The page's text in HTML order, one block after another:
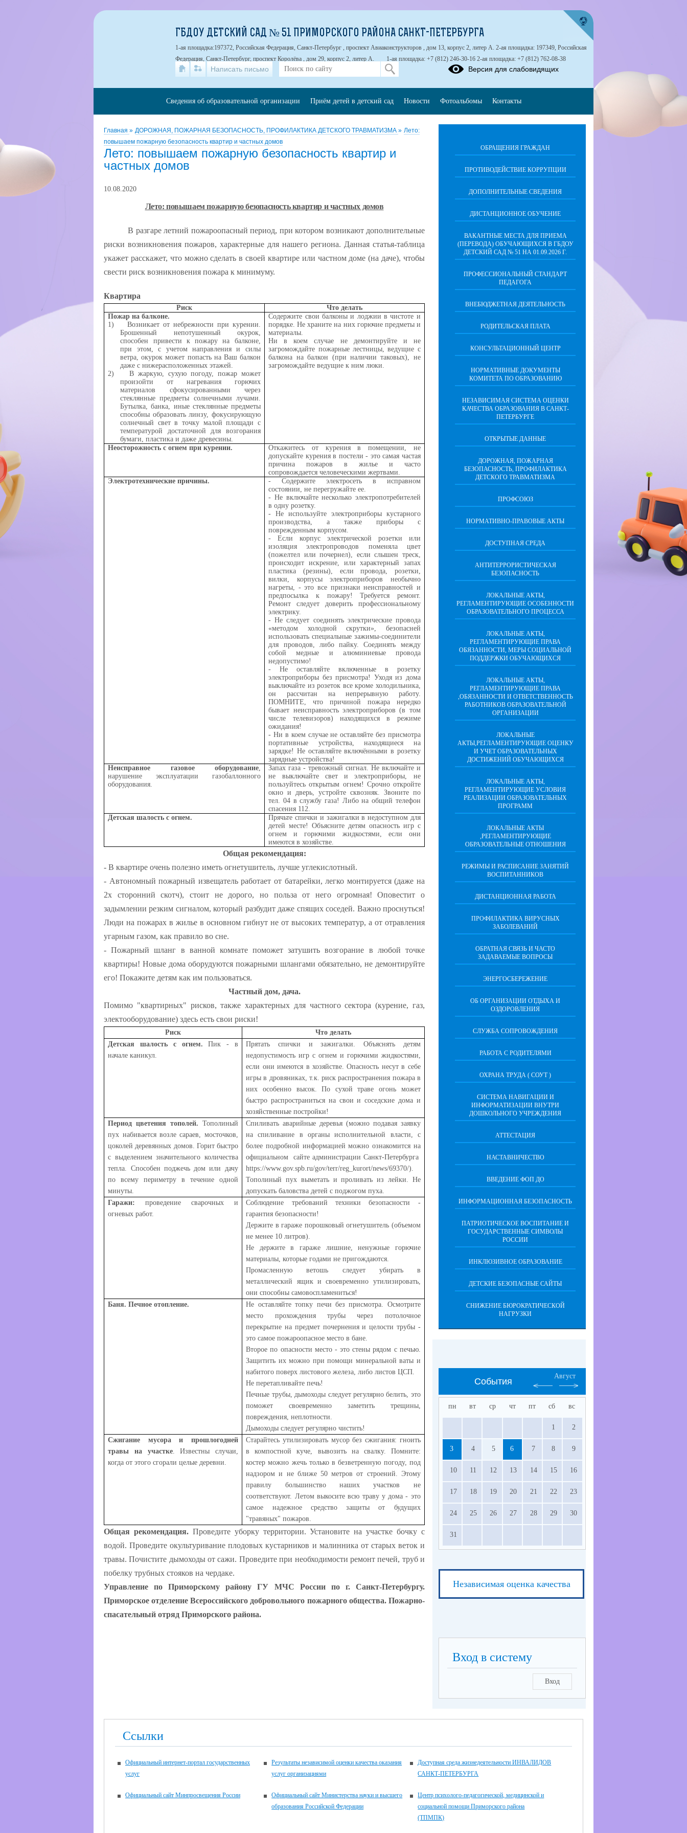
Главная » ДОРОЖНАЯ, ПОЖАРНАЯ БЕЗОПАСНОСТЬ, ПРОФИЛАКТИКА ДЕТСКОГО ТРАВМАТИЗМА » Лето:
повышаем пожарную безопасность квартир и частных домов
Лето: повышаем пожарную безопасность квартир и
частных домов
10.08.2020
Лето: повышаем пожарную безопасность квартир и частных домов
В разгаре летний пожароопасный период, при котором возникают дополнительные
риски возникновения пожаров, характерные для нашего региона. Данная статья-таблица
укажет расскажет, что можно сделать в своей квартире или частном доме (на даче), чтобы
свести риск возникновения пожара к минимуму.
Квартира
Риск
Что делать
Пожар на балконе.
1)
Возникает от небрежности при курении.
Брошенный непотушенный окурок,
способен привести к пожару на балконе,
при этом, с учетом направления и силы
ветра, окурок может попасть на Ваш балкон
даже с нижерасположенных этажей.
2)
В жаркую, сухую погоду, пожар может
произойти от нагревания горючих
материалов сфокусированными через
стеклянные предметы солнечными лучами.
Бутылка, банка, иные стеклянные предметы
способны образовать линзу, фокусирующую
солнечный свет в точку малой площади с
температурой достаточной для возгорания
бумаги, пластика и даже древесины.
Содержите свои балконы и лоджии в чистоте и
порядке. Не храните на них горючие предметы и
материалы.
Ни в коем случае не демонтируйте и не
загромождайте пожарные лестницы, ведущие с
балкона на балкон (при наличии таковых), не
загромождайте ведущие к ним люки.
Неосторожность с огнем при курении.
Откажитесь от курения в помещении, не
допускайте курения в постели - это самая частая
причина пожаров в жилье и часто
сопровождается человеческими жертвами.
Электротехнические причины.
- Содержите электросеть в исправном
состоянии, не перегружайте ее.
- Не включайте несколько электропотребителей
в одну розетку.
- Не используйте электроприборы кустарного
производства, а также приборы с
поврежденным корпусом.
- Если корпус электрической розетки или
изоляция электропроводов поменяла цвет
(пожелтел или почернел), если слышен треск,
происходит искрение, или характерный запах
пластика (резины), если провода, розетки,
вилки, корпусы электроприборов необычно
нагреты, - это все признаки неисправностей и
предпосылка к пожару! Требуется ремонт.
Ремонт следует доверить профессиональному
электрику.
- Не следует соединять электрические провода
«методом холодной скрутки», безопасней
использовать специальные зажимы-соединители
для проводов, либо пайку. Соединять между
собой медные и алюминиевые провода
недопустимо!
- Не оставляйте включенные в розетку
электроприборы без присмотра! Уходя из дома
выключайте из розеток все кроме холодильника,
он рассчитан на непрерывную работу.
ПОМНИТЕ, что причиной пожара нередко
бывает неисправность электроприборов (в том
числе телевизоров) находящихся в режиме
ожидания!
- Ни в коем случае не оставляйте без присмотра
портативные устройства, находящиеся на
зарядке! Не оставляйте включёнными в розетку
зарядные устройства!
Неисправное газовое оборудование,
нарушение эксплуатации газобаллонного
оборудования.
Запах газа - тревожный сигнал. Не включайте и
не выключайте свет и электроприборы, не
пользуйтесь открытым огнем! Срочно откройте
окно и дверь, устройте сквозняк. Звоните по
тел. 04 в службу газа! Либо на общий телефон
спасения 112.
Детская шалость с огнем.
Прячьте спички и зажигалки в недоступном для
детей месте! Объясните детям опасность игр с
огнем и горючими жидкостями, если они
имеются в хозяйстве.
Общая рекомендация:
- В квартире очень полезно иметь огнетушитель, лучше углекислотный.
- Автономный пожарный извещатель работает от батарейки, легко монтируется (даже на
2х сторонний скотч), стоит не дорого, но польза от него огромная! Оповестит о
задымлении резким сигналом, который разбудит даже спящих соседей. Важно проснуться!
Люди на пожарах в жилье в основном гибнут не от высоких температур, а от отравления
угарным газом, как правило во сне.
- Пожарный шланг в ванной комнате поможет затушить возгорание в любой точке
квартиры! Новые дома оборудуются пожарными шлангами обязательно, не демонтируйте
его! Покажите детям как им пользоваться.
Частный дом, дача.
Помимо "квартирных" рисков, также характерных для частного сектора (курение, газ,
электооборудование) здесь есть свои риски!
Риск
Что делать
Детская шалость с огнем.Пик - в
начале каникул.
Прятать спички и зажигалки. Объяснять детям
недопустимость игр с огнем и горючими жидкостями,
если они имеются в хозяйстве. Опасность несут в себе
игры в дровяниках, т.к. риск распространения пожара в
них особенно высок. По сухой траве огонь может
быстро распространиться на свои и соседские дома и
хозяйственные постройки!
Период цветения тополей. Тополиный
пух набивается возле сараев, мосточков,
цоколей деревянных домов. Горит быстро
с выделением значительного количества
тепла. Способен поджечь дом или дачу
по всему периметру в течение одной
минуты.
Спиливать аварийные деревья (можно подавая заявку
на спиливание в органы исполнительной власти, с
более подробной информацией можно ознакомится на
официальном сайте администрации Санкт-Петербурга
https://www.gov.spb.ru/gov/terr/reg_kurort/news/69370/).
Тополиный пух выметать и проливать из лейки. Не
допускать баловства детей с поджогом пуха.
Гаражи: проведение сварочных и
огневых работ.
Соблюдение требований техники безопасности -
гарантия безопасности!
Держите в гараже порошковый огнетушитель (объемом
не менее 10 литров).
Не держите в гараже лишние, ненужные горючие
материалы, которые годами не пригождаются.
Промасленную ветошь следует убирать в
металлический ящик и своевременно утилизировать,
они способны самовоспламениться!
Баня. Печное отопление.
Не оставляйте топку печи без присмотра. Осмотрите
место прохождения трубы через потолочное
перекрытие на предмет почернения и целости трубы -
это самое пожароопасное место в бане.
Второе по опасности место - это стены рядом с печью.
Защитить их можно при помощи минеральной ваты и
набитого поверх листового железа, либо листов ЦСП.
Не перетапливайте печь!
Печные трубы, дымоходы следует регулярно белить, это
поможет своевременно заметить трещины,
повреждения, неплотности.
Дымоходы следует регулярно чистить!
Сжигание мусора и прошлогодней
травы на участке. Известны случаи,
когда от этого сгорали целые деревни.
Старайтесь утилизировать мусор без сжигания: гноить
в компостной куче, вывозить на свалку. Помните:
костер можно жечь только в безветренную погоду, под
надзором и не ближе 50 метров от строений. Этому
правилу большинство наших участков не
соответствуют. Летом выкосите всю траву у дома - это
самое надежное средство защиты от будущих
"травяных" пожаров.
Общая рекомендация.Проведите уборку территории. Установите на участке бочку с
водой. Проведите окультуривание плодовых кустарников и малинника от старых веток и
травы. Почистите дымоходы от сажи. Проведите при необходимости ремонт печей, труб и
побелку трубных стояков на чердаке.
Управление по Приморскому району ГУ МЧС России по г. Санкт-Петербургу.
Приморское отделение Всероссийского добровольного пожарного общества. Пожарно-
спасательный отряд Приморского района.
ОБРАЩЕНИЯ ГРАЖДАН
ПРОТИВОДЕЙСТВИЕ КОРРУПЦИИ
ДОПОЛНИТЕЛЬНЫЕ СВЕДЕНИЯ
ДИСТАНЦИОННОЕ ОБУЧЕНИЕ
ВАКАНТНЫЕ МЕСТА ДЛЯ ПРИЕМА
(ПЕРЕВОДА) ОБУЧАЮЩИХСЯ В ГБДОУ
ДЕТСКИЙ САД № 51 НА 01.09.2026 Г.
ПРОФЕССИОНАЛЬНЫЙ СТАНДАРТ
ПЕДАГОГА
ВНЕБЮДЖЕТНАЯ ДЕЯТЕЛЬНОСТЬ
РОДИТЕЛЬСКАЯ ПЛАТА
КОНСУЛЬТАЦИОННЫЙ ЦЕНТР
НОРМАТИВНЫЕ ДОКУМЕНТЫ
КОМИТЕТА ПО ОБРАЗОВАНИЮ
НЕЗАВИСИМАЯ СИСТЕМА ОЦЕНКИ
КАЧЕСТВА ОБРАЗОВАНИЯ В САНКТ-
ПЕТЕРБУРГЕ
ОТКРЫТЫЕ ДАННЫЕ
ДОРОЖНАЯ, ПОЖАРНАЯ
БЕЗОПАСНОСТЬ, ПРОФИЛАКТИКА
ДЕТСКОГО ТРАВМАТИЗМА
ПРОФСОЮЗ
НОРМАТИВНО-ПРАВОВЫЕ АКТЫ
ДОСТУПНАЯ СРЕДА
АНТИТЕРРОРИСТИЧЕСКАЯ
БЕЗОПАСНОСТЬ
ЛОКАЛЬНЫЕ АКТЫ,
РЕГЛАМЕНТИРУЮЩИЕ ОСОБЕННОСТИ
ОБРАЗОВАТЕЛЬНОГО ПРОЦЕССА
ЛОКАЛЬНЫЕ АКТЫ,
РЕГЛАМЕНТИРУЮЩИЕ ПРАВА
ОБЯЗАННОСТИ, МЕРЫ СОЦИАЛЬНОЙ
ПОДДЕРЖКИ ОБУЧАЮЩИХСЯ
ЛОКАЛЬНЫЕ АКТЫ,
РЕГЛАМЕНТИРУЮЩИЕ ПРАВА
,ОБЯЗАННОСТИ И ОТВЕТСТВЕННОСТЬ
РАБОТНИКОВ ОБРАЗОВАТЕЛЬНОЙ
ОРГАНИЗАЦИИ
ЛОКАЛЬНЫЕ
АКТЫ,РЕГЛАМЕНТИРУЮЩИЕ ОЦЕНКУ
И УЧЕТ ОБРАЗОВАТЕЛЬНЫХ
ДОСТИЖЕНИЙ ОБУЧАЮЩИХСЯ
ЛОКАЛЬНЫЕ АКТЫ,
РЕГЛАМЕНТИРУЮЩИЕ УСЛОВИЯ
РЕАЛИЗАЦИИ ОБРАЗОВАТЕЛЬНЫХ
ПРОГРАММ
ЛОКАЛЬНЫЕ АКТЫ
,РЕГЛАМЕНТИРУЮЩИЕ
ОБРАЗОВАТЕЛЬНЫЕ ОТНОШЕНИЯ
РЕЖИМЫ И РАСПИСАНИЕ ЗАНЯТИЙ
ВОСПИТАННИКОВ
ДИСТАНЦИОННАЯ РАБОТА
ПРОФИЛАКТИКА ВИРУСНЫХ
ЗАБОЛЕВАНИЙ
ОБРАТНАЯ СВЯЗЬ И ЧАСТО
ЗАДАВАЕМЫЕ ВОПРОСЫ
ЭНЕРГОСБЕРЕЖЕНИЕ
ОБ ОРГАНИЗАЦИИ ОТДЫХА И
ОЗДОРОВЛЕНИЯ
СЛУЖБА СОПРОВОЖДЕНИЯ
РАБОТА С РОДИТЕЛЯМИ
ОХРАНА ТРУДА ( СОУТ )
СИСТЕМА НАВИГАЦИИ И
ИНФОРМАТИЗАЦИИ ВНУТРИ
ДОШКОЛЬНОГО УЧРЕЖДЕНИЯ
АТТЕСТАЦИЯ
НАСТАВНИЧЕСТВО
ВВЕДЕНИЕ ФОП ДО
ИНФОРМАЦИОННАЯ БЕЗОПАСНОСТЬ
ПАТРИОТИЧЕСКОЕ ВОСПИТАНИЕ И
ГОСУДАРСТВЕННЫЕ СИМВОЛЫ
РОССИИ
ИНКЛЮЗИВНОЕ ОБРАЗОВАНИЕ
ДЕТСКИЕ БЕЗОПАСНЫЕ САЙТЫ
СНИЖЕНИЕ БЮРОКРАТИЧЕСКОЙ
НАГРУЗКИ
События
Август
пн вт ср чт пт сб вс
1 2
3 4 5 6 7 8 9
10 11 12 13 14 15 16
17 18 19 20 21 22 23
24 25 26 27 28 29 30
31
Независимая оценка качества
Вход в систему
Вход
Ссылки
Официальный интернет-портал государственных
услуг
Результаты независимой оценки качества оказания
услуг организациями
Доступная среда жизнедеятельности ИНВАЛИДОВ
САНКТ-ПЕТЕРБУРГА
Официальный сайт Минпросвещения России
Официальный сайт Министерства науки и высшего
образования Российской Федерации
Центр психолого-педагогической, медицинской и
социальной помощи Приморского района
(ТПМПК)
ГБДОУ ДЕТСКИЙ САД № 51 ПРИМОРСКОГО РАЙОНА САНКТ-ПЕТЕРБУРГА
1-ая площадка:197372, Российская Федерация, Санкт-Петербург , проспект Авиаконструкторов , дом 13, корпус 2, литер А. 2-ая площадка: 197349, Российская
Федерация, Санкт-Петербург, проспект Королёва , дом 29, корпус 2, литер А.
1-ая площадка: +7 (812) 246-30-16 2-ая площадка: +7 (812) 762-08-38
Написать письмо Версия для слабовидящих
Сведения об образовательной организации Приём детей в детский сад Новости Фотоальбомы Контакты